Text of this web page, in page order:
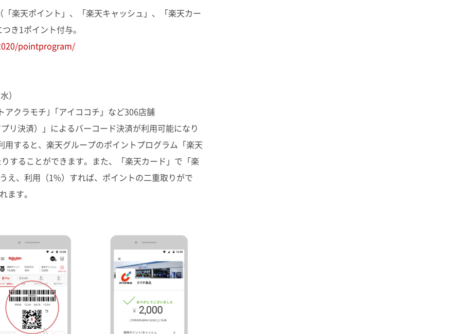
楽天ポイント」、「楽天キャッシュ」、「楽天カー
き1ポイント付与。
pointprogram/
）
クラモチ｣「アイココチ」など306店舗
決済）」によるバーコード決済が利用可能になり
すると、楽天グループのポイントプログラム「楽天
することができます。また、「楽天カード」で「楽
え、利用（1%）すれば、ポイントの二重取りがで
ます。